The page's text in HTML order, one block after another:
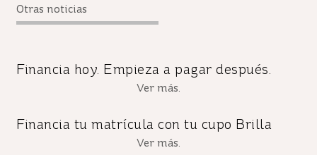
Otras noticias
Financia hoy. Empieza a pagar después.
Ver más.
Financia tu matrícula con tu cupo Brilla
Ver más.